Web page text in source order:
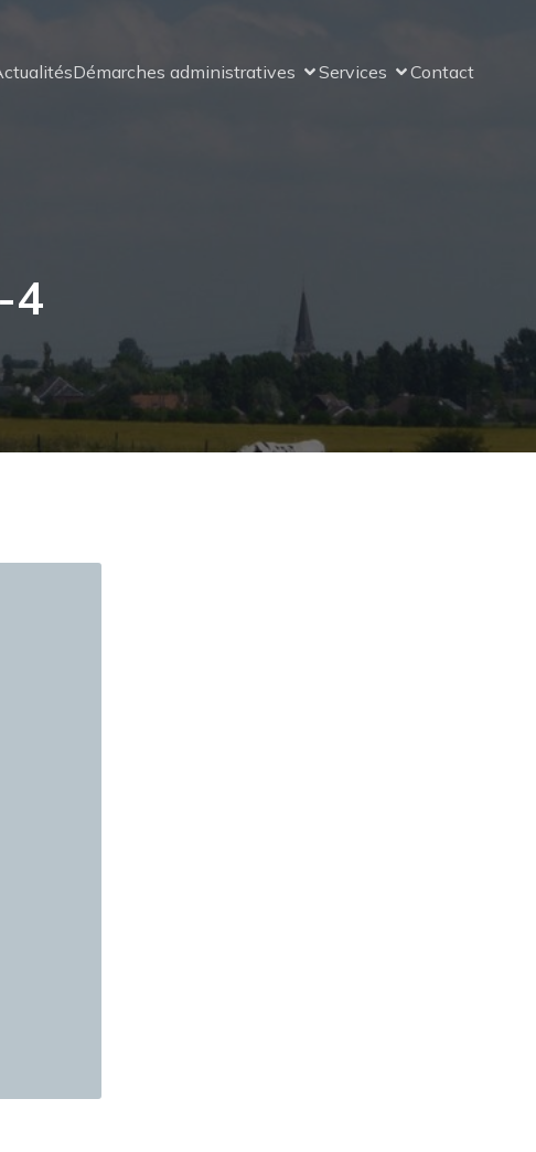
Démarches administratives Services Contact
4